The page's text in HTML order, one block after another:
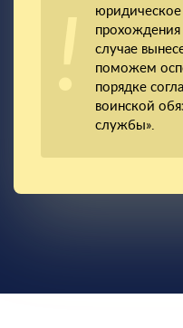
юридическое
случае
поможем
порядке
воинской
службы».